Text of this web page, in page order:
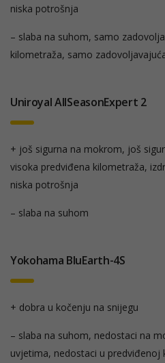
niska potrošnja
– slaba na suhom, samo
kilometraža, samo
Uniroyal AllSeasonExpert 2
+ još sigurna na mokrom, još
visoka predviđena kilometraža,
niska potrošnja
– slaba na suhom
Yokohama BluEarth-4S
+ dobra u kočenju na snijegu
– slaba na suhom, nedostaci na
uvjetima, nedostaci u predviđenoj